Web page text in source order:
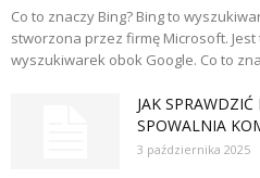
Co to znaczy Bing? Bing to
stworzona przez firmę Microsoft.
wyszukiwarek obok Google. Co to
JAK
SPOWALNIA
3 października 2025